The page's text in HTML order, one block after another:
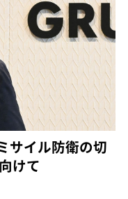
サイル防衛の切
けて